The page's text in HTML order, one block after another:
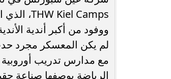
ووفود من أكبر أندية
لم يكن المعسكر مجرد
مع مدارس تدريب
الرياضة بوصفها صناعة
انغام تختار جدة محطة اولى لتدشين
البومها